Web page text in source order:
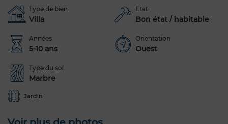
Type de bien
Villa
Etat
Bon état / habitable
Années
5-10 ans
Orientation
Ouest
Type du sol
Marbre
Jardin